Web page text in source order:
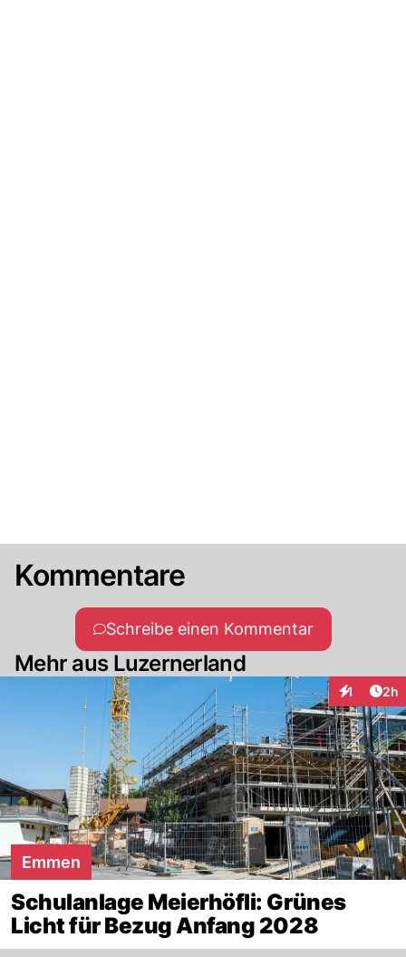
Kommentare
Schreibe einen Kommentar
Mehr aus Luzernerland
1 2h
Emmen
Schulanlage Meierhöfli: Grünes
Licht für Bezug Anfang 2028